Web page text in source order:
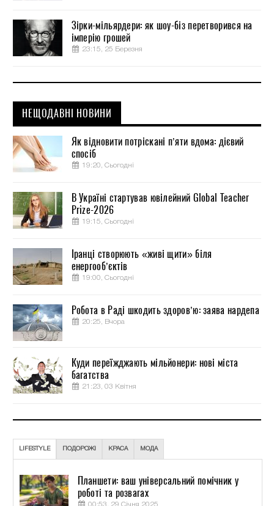
Зірки-мільярдери: як шоу-біз перетворився на
імперію грошей
23:15, 25 Березня
НЕЩОДАВНІ НОВИНИ
Як відновити потріскані п’яти вдома: дієвий
спосіб
19:20, Сьогодні
В Україні стартував ювілейний Global Teacher
Prize-2026
19:15, Сьогодні
Іранці створюють «живі щити» біля
енергооб’єктів
19:00, Сьогодні
Робота в Раді шкодить здоров’ю: заява нардепа
20:25, Вчора
Куди переїжджають мільйонери: нові міста
багатства
21:23, 03 Квітня
LIFESTYLE ПОДОРОЖІ КРАСА МОДА
Планшети: ваш універсальний помічник у
роботі та розвагах
00:53, 29 Січня 2025